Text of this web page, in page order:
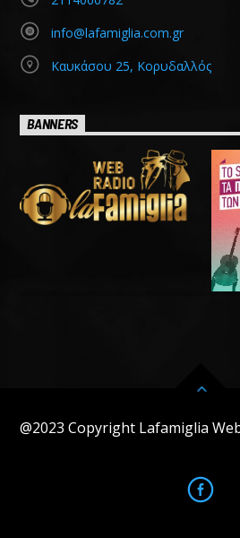
info@lafamiglia.com.gr
Καυκάσου 25, Κορυδαλλός
BANNERS
@2023 Copyright Lafamiglia